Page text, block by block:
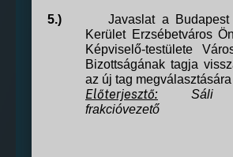
5.)
Javaslat a
Kerület Erzsébetváros
Képviselő-testülete
Bizottságának tagja
az új tag megválasztására
Előterjesztő:
Sáli
frakcióvezető